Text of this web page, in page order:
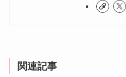
関連記事